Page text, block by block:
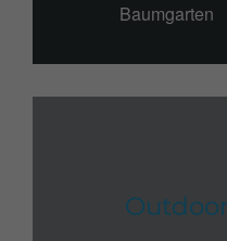
Baumgarten